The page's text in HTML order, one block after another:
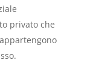
privato che